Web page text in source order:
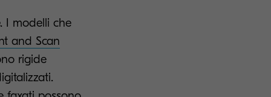
I modelli che
and Scan
rigide